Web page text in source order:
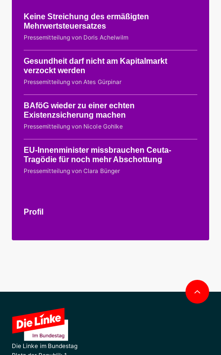
Keine Streichung des ermäßigten
Mehrwertsteuersatzes
Pressemitteilung von Doris Achelwilm
Gesundheit darf nicht am Kapitalmarkt
verzockt werden
Pressemitteilung von Ates Gürpinar
BAföG wieder zu einer echten
Existenzsicherung machen
Pressemitteilung von Nicole Gohlke
EU-Innenminister missbrauchen Ceuta-
Tragödie für noch mehr Abschottung
Pressemitteilung von Clara Bünger
Profil
Die Linke im Bundestag